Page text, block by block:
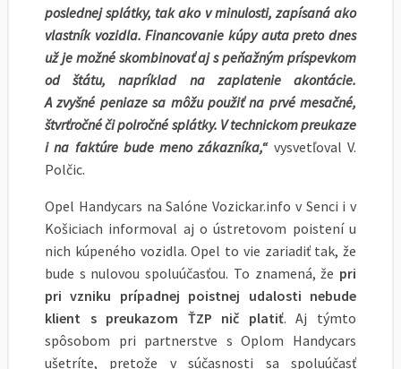
poslednej splátky, tak ako v minulosti, zapísaná ako
vlastník vozidla. Financovanie kúpy auta preto dnes
už je možné skombinovať aj s peňažným príspevkom
od štátu, napríklad na zaplatenie akontácie.
A zvyšné peniaze sa môžu použiť na prvé mesačné,
štvrťročné či polročné splátky. V technickom preukaze
i na faktúre bude meno zákazníka,“vysvetľoval V.
Polčic.
Opel Handycars na Salóne Vozickar.info v Senci i v
Košiciach informoval aj o ústretovom poistení u
nich kúpeného vozidla. Opel to vie zariadiť tak, že
bude s nulovou spoluúčasťou. To znamená, že pri
pri vzniku prípadnej poistnej udalosti nebude
klient s preukazom ŤZP nič platiť. Aj týmto
spôsobom pri partnerstve s Oplom Handycars
ušetríte, pretože v súčasnosti sa spoluúčasť